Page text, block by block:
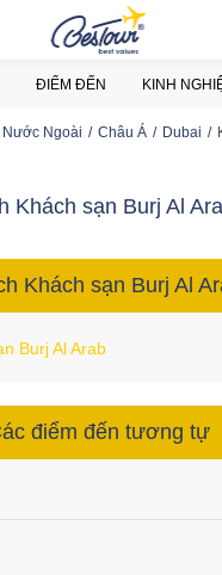
ĐIỂM ĐẾN KINH
Nước Ngoài Châu Á Dubai
Khách sạn Burj Al
Khách sạn Burj Al
Burj Al Arab
điểm đến tương tự